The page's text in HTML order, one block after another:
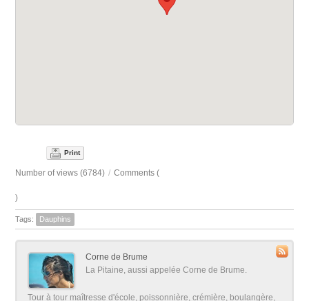
Print
Number of views (6784) / Comments (
)
Tags: Dauphins
Corne de Brume
La Pitaine, aussi appelée Corne de Brume.
Tour à tour maîtresse d'école, poissonnière, crémière, boulangère,